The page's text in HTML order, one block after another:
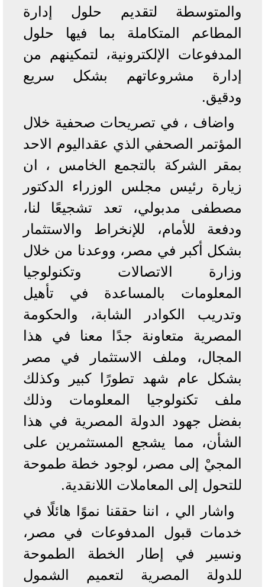
والمتوسطة لتقديم حلول إدارة
المطاعم المتكاملة بما فيها حلول
المدفوعات الإلكترونية، لتمكينهم من
إدارة مشروعاتهم بشكل سريع
ودقيق.
واضاف ، في تصريحات صحفية خلال
المؤتمر الصحفي الذي عقداليوم الاحد
بمقر الشركة بالتجمع الخامس ، ان
زيارة رئيس مجلس الوزراء الدكتور
مصطفى مدبولي، تعد تشجيعًا لنا،
ودفعة للأمام، للإنخراط والاستثمار
بشكل أكبر في مصر، ووعدنا من خلال
وزارة الاتصالات وتكنولوجيا
المعلومات بالمساعدة في تأهيل
وتدريب الكوادر الشابة، والحكومة
المصرية متعاونة جدًا معنا في هذا
المجال، وملف الاستثمار في مصر
بشكل عام شهد تطورًا كبير وكذلك
ملف تكنولوجيا المعلومات وذلك
بفضل جهود الدولة المصرية في هذا
الشأن، مما يشجع المستثمرين على
المجيْ إلى مصر، لوجود خطة طموحة
للتحول إلى المعاملات اللانقدية.
واشار الي ، اننا حققنا نموًا هائلًا في
خدمات قبول المدفوعات في مصر،
ونسير في إطار الخطة الطموحة
للدولة المصرية لتعميم الشمول